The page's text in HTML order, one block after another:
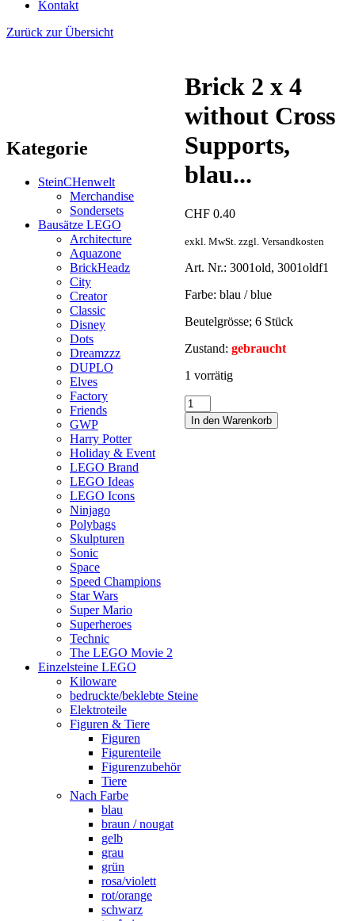
Kontakt
Zurück zur Übersicht
Brick 2 x 4
without Cross
Supports,
blau...
CHF0.40
exkl. MwSt. zzgl. Versandkosten
Art. Nr.: 3001old, 3001oldf1
Farbe: blau / blue
Beutelgrösse; 6 Stück
Zustand: gebraucht
1 vorrätig
In den Warenkorb
Kategorie
SteinCHenwelt
Merchandise
Sondersets
Bausätze LEGO
Architecture
Aquazone
BrickHeadz
City
Creator
Classic
Disney
Dots
Dreamzzz
DUPLO
Elves
Factory
Friends
GWP
Harry Potter
Holiday & Event
LEGO Brand
LEGO Ideas
LEGO Icons
Ninjago
Polybags
Skulpturen
Sonic
Space
Speed Champions
Star Wars
Super Mario
Superheroes
Technic
The LEGO Movie 2
Einzelsteine LEGO
Kiloware
bedruckte/beklebte Steine
Elektroteile
Figuren & Tiere
Figuren
Figurenteile
Figurenzubehör
Tiere
Nach Farbe
blau
braun / nougat
gelb
grau
grün
rosa/violett
rot/orange
schwarz